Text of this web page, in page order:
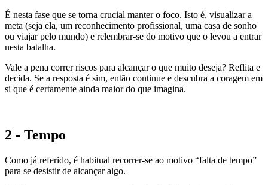
É nesta fase que se torna crucial manter o foco. Isto é, visualizar a
meta (seja ela, um reconhecimento profissional, uma casa de sonho
ou viajar pelo mundo) e relembrar-se do motivo que o levou a entrar
nesta batalha.
Vale a pena correr riscos para alcançar o que muito deseja? Reflita e
decida. Se a resposta é sim, então continue e descubra a coragem em
si que é certamente ainda maior do que imagina.
2 - Tempo
Como já referido, é habitual recorrer-se ao motivo “falta de tempo”
para se desistir de alcançar algo.